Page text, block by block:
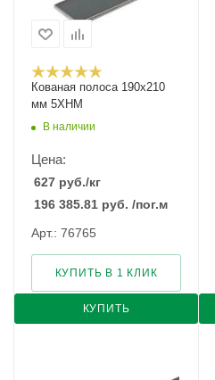
Кованая полоса 190x210
мм 5ХНМ
В наличии
Цена:
627 руб./кг
196 385.81 руб. /пог.м
Арт.: 76765
КУПИТЬ
КУПИТЬ В 1 КЛИК